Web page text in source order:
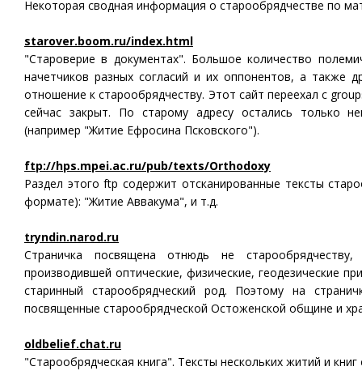
Некоторая сводная информация о старообрядчестве по
starover.boom.ru/index.html
"Староверие в документах". Большое количество
начетчиков разных согласий и их оппонентов, а также
отношение к старообрядчеству. Этот сайт переехал с
сейчас закрыт. По старому адресу остались только
(например "Житие Ефросина Псковского").
ftp://hps.mpei.ac.ru/pub/texts/Orthodoxy
Раздел этого ftp содержит отсканированные тексты
формате): "Житие Аввакума", и т.д.
tryndin.narod.ru
Страничка посвящена отнюдь не
производившей оптические, физические, геодезические
старинный старообрядческий род. Поэтому на
посвященные старообрядческой Остоженской общине и
oldbelief.chat.ru
"Старообрядческая книга". Тексты нескольких житий и